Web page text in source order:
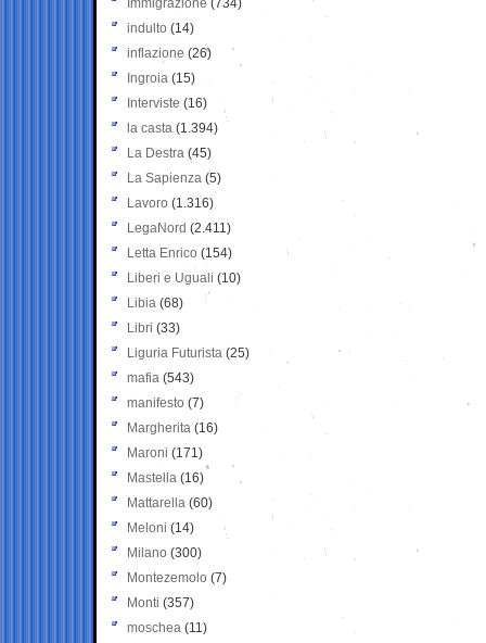
Immigrazione (734)
indulto (14)
inflazione (26)
Ingroia (15)
Interviste (16)
la casta (1.394)
La Destra (45)
La Sapienza (5)
Lavoro (1.316)
LegaNord (2.411)
Letta Enrico (154)
Liberi e Uguali (10)
Libia (68)
Libri (33)
Liguria Futurista (25)
mafia (543)
manifesto (7)
Margherita (16)
Maroni (171)
Mastella (16)
Mattarella (60)
Meloni (14)
Milano (300)
Montezemolo (7)
Monti (357)
moschea (11)